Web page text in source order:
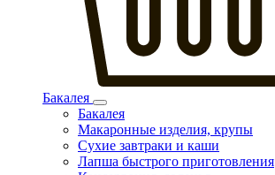
Бакалея
Бакалея
Макаронные изделия, крупы
Сухие завтраки и каши
Лапша быстрого приготовления